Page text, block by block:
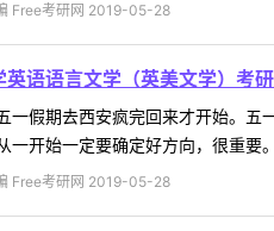
Free考研网 2019-05-28
语语言文学（英美文学）考
一假期去西安疯完回来才开始。
一开始一定要确定好方向，很重
Free考研网 2019-05-28